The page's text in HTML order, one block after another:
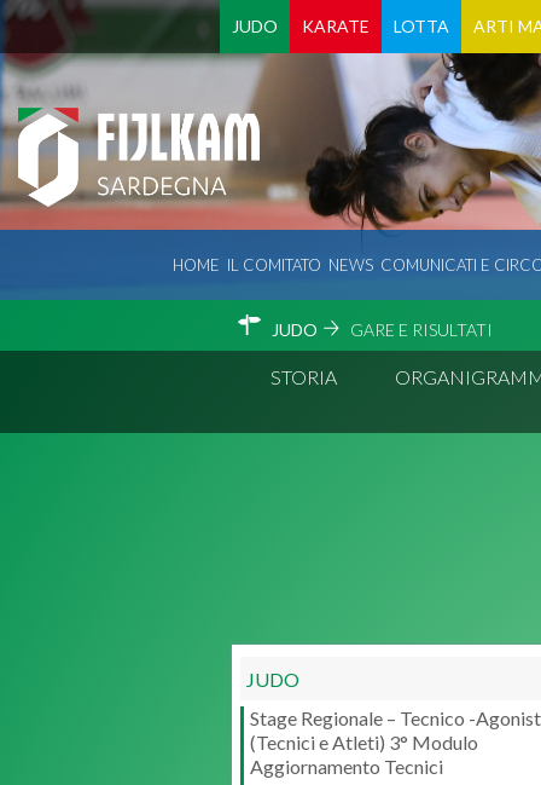
JUDO KARATE LOTTA ARTI
HOME IL COMITATO NEWS COMUNICATI E
JUDO GARE E RISULTATI
STORIA
JUDO
Stage Regionale – Tecnico -
(Tecnici e Atleti) 3° Modulo
Aggiornamento Tecnici